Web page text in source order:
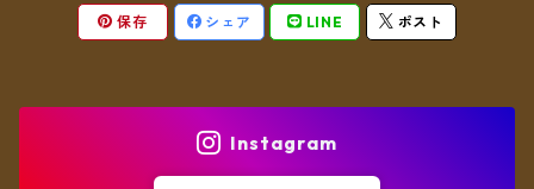
保存 シェア LINE ポスト
Instagram